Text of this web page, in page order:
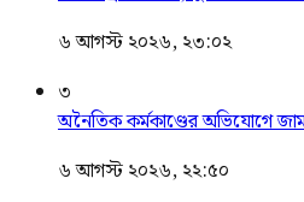
৬ আগস্ট ২০২৬, ২৩:০২
৩
অনৈতিক কর্মকাণ্ডের অভিযোগে
৬ আগস্ট ২০২৬, ২২:৫০